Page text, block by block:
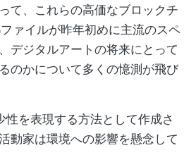
て、これらの高価なブロックチ
ァイルが昨年初めに主流のスペ
デジタルアートの将来にとって
のかについて多くの憶測が飛び
性を表現する方法として作成さ
動家は環境への影響を懸念して